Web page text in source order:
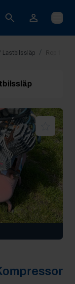
Öppna
Lastbilssläp / Rop 11: